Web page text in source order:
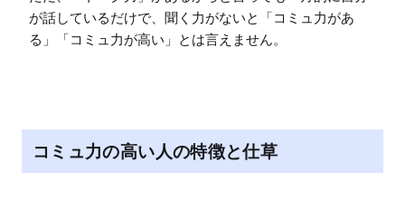
が話しているだけで、聞く力がないと「コミュ力があ
る」「コミュ力が高い」とは言えません。
コミュ力の高い人の特徴と仕草